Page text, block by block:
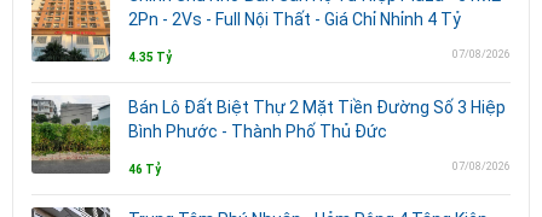
2Pn - 2Vs - Full Nội Thất - Giá Chỉ Nhỉnh 4 Tỷ
4.35 Tỷ 07/08/2026
Bán Lô Đất Biệt Thự 2 Mặt Tiền Đường Số 3 Hiệp
Bình Phước - Thành Phố Thủ Đức
46 Tỷ 07/08/2026